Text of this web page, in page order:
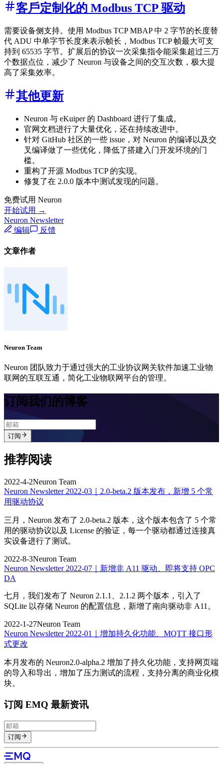
客戶定制化的 Modbus TCP 驱动
需要设备侧支持。使用 Modbus TCP MBAP 中 2 字节的长度替
代 ADU 中单字节长度来表示帧长，Modbus TCP 帧最大可支
持到 65535 字节。扩展后的协议一次采集指令能采集超过三万
个数据点位，减少了 Neuron 与设备之间的交互次数，极大提
高了采集效率。
其他更新
Neuron 与 eKuiper 的 Dashboard 进行了集成。
官网文档进行了大量优化，还在持续改进中。
针对 GitHub 社区的一些 issue，对 Neuron 的编译以及交
叉编译做了一些优化，降低了搭建入门开发环境的门
槛。
重构了开源 Modbus TCP 的实现。
修复了在 2.0.0 版本中测试发现的问题。
免费试用 Neuron
开始试用 →
Neuron Newsletter
编辑
反馈
文章作者
Neuron Team
Neuron 团队致力于通过强大的工业协议网关软件加速工业物
联网的互联互通，简化工业物联网平台的管理。
订阅我们的博客
订阅
推荐阅读
2022-4-2Neuron Team
Neuron Newsletter 2022-03｜2.0-beta.2 版本发布，新增 5 个常
用驱动协议
三月，Neuron 发布了 2.0-beta.2 版本，这个版本包含了 5 个常
用的驱动协议以及 License 的验证，每一个驱动都通过连接真
实设备进行了测试。
2022-8-3Neuron Team
Neuron Newsletter 2022-07｜新增非 A11 驱动、即将支持 OPC
DA
七月，我们发布了 Neuron 2.1.1、2.1.2 两个版本，引入了
SQLite 以存储 Neuron 的配置信息，新增了南向驱动非 A11。
2022-1-27Neuron Team
Neuron Newsletter 2022-01｜增加持久化功能、MQTT 接口形
式更改
本月发布的 Neuron2.0-alpha.2 增加了持久化功能，支持网页端
的导入和导出，增加了压力测试的流程，支持分离的商业化模
块。
订阅 EMQ 最新资讯
订阅